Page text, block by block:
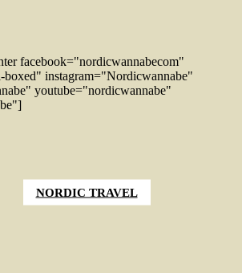
facebook="nordicwannabecom"
boxed" instagram="Nordicwannabe"
youtube="nordicwannabe"
NORDIC TRAVEL